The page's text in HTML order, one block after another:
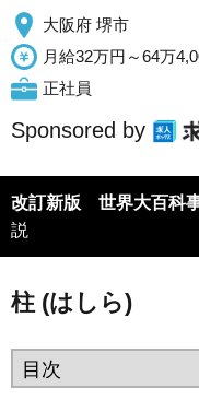
大阪府 堺市
月給32万円～64万
正社員
Sponsored by
改訂新版 世界大百科
説
柱 (はしら)